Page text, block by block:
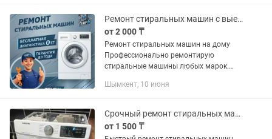
Ремонт стиральных машин с выездом на дом Шымкент
от 2 000 ₸
Ремонт стиральных машин на дому
Профессионально ремонтирую
стиральные машины любых марок.
подшипников, ТЭНов, насоса,
электроники....
Шымкент, 10 июня
Срочный ремонт стиральных машин
от 1 500 ₸